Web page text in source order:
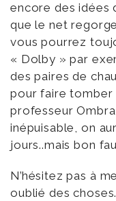
encore des idées
que le net
vous pourrez
« Dolby » par
des paires de
pour faire tomber
professeur
inépuisable, on
jours..mais bon
N’hésitez pas à
oublié des